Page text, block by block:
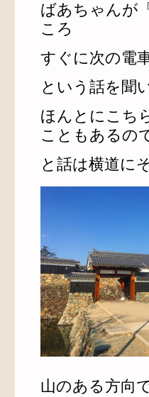
ばあちゃんが
ころ
すぐに次の電
という話を聞
ほんとにこち
こともあるの
と話は横道に
山のある方向